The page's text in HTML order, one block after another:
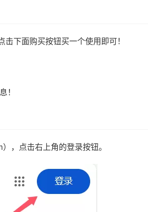
下面购买按钮买一个使用即可！
！
，点击右上角的登录按钮。